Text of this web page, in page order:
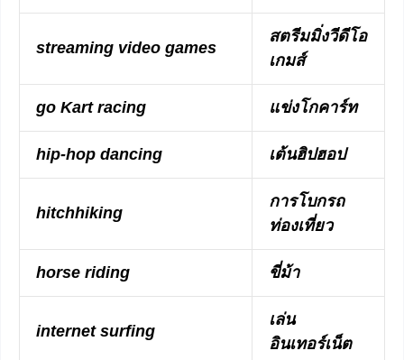
streaming video games
สตรีมมิ่งวีดีโอ
เกมส์
go Kart racing แข่งโกคาร์ท
hip-hop dancing เต้นฮิปฮอป
hitchhiking
การโบกรถ
ท่องเที่ยว
horse riding ขี่ม้า
internet surfing
เล่น
อินเทอร์เน็ต